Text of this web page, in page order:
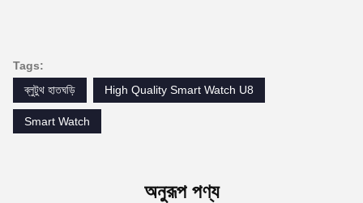
Tags:
ব্লুটুথ হাতঘড়ি
High Quality Smart Watch U8
Smart Watch
অনুরূপ পণ্য